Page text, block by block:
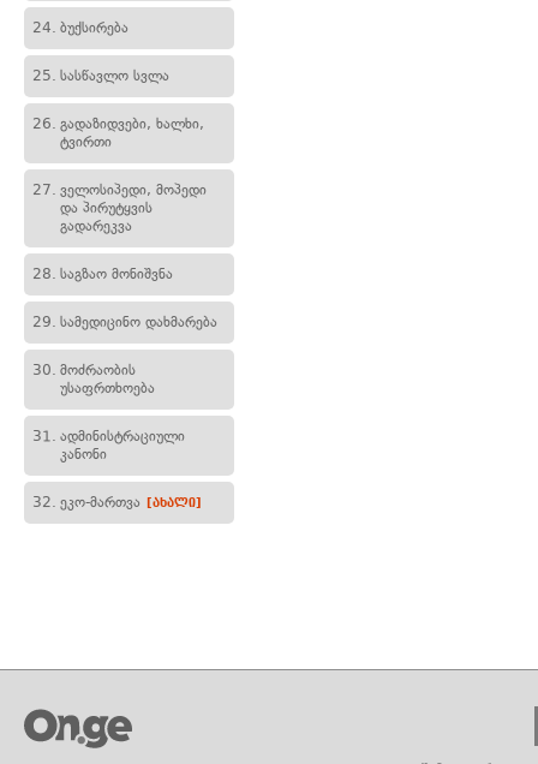
24. ბუქსირება
25. სასწავლო სვლა
26. გადაზიდვები, ხალხი,
ტვირთი
27. ველოსიპედი, მოპედი
და პირუტყვის
გადარეკვა
28. საგზაო მონიშვნა
29. სამედიცინო დახმარება
30. მოძრაობის
უსაფრთხოება
31. ადმინისტრაციული
კანონი
32. ეკო-მართვა [ახალი]